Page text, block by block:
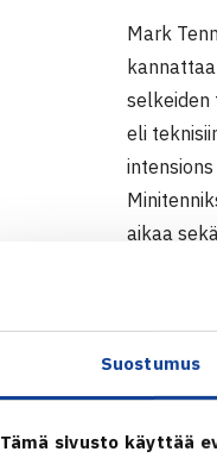
Suostumus
Tämä sivusto käyttää
Mark
selkeiden
eli
aikaa
loistavia
seurojen